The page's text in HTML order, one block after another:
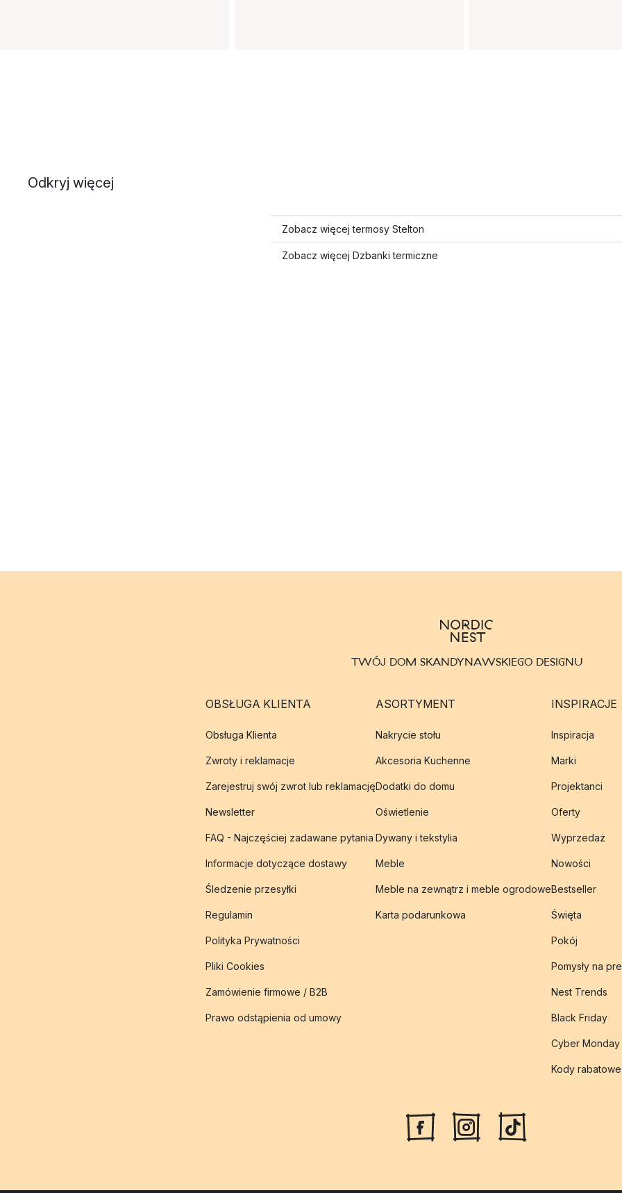
Odkryj więcej
Zobacz więcej termosy Stelton
Zobacz więcej Dzbanki termiczne
TWÓJ DOM SKANDYNAWSKIEGO DESIGNU
OBSŁUGA KLIENTA
Obsługa Klienta
Zwroty i reklamacje
Zarejestruj swój zwrot lub reklamację
Newsletter
FAQ - Najczęściej zadawane pytania
Informacje dotyczące dostawy
Śledzenie przesyłki
Regulamin
Polityka Prywatności
Pliki Cookies
Zamówienie firmowe / B2B
Prawo odstąpienia od umowy
ASORTYMENT
Nakrycie stołu
Akcesoria Kuchenne
Dodatki do domu
Oświetlenie
Dywany i tekstylia
Meble
Meble na zewnątrz i meble ogrodowe
Karta podarunkowa
INSPIRACJE
Inspiracja
Marki
Projektanci
Oferty
Wyprzedaż
Nowości
Bestseller
Święta
Pokój
Pomysły na
Nest Trends
Black Friday
Cyber Monday
Kody rabatowe